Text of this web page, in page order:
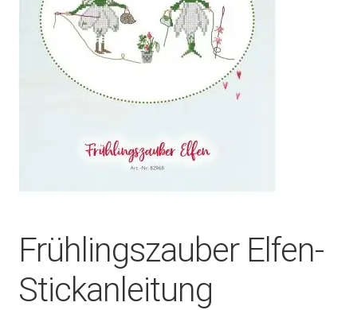
Frühlingszauber Elfen-
Stickanleitung